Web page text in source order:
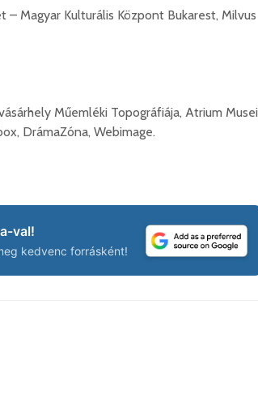
Magyar Kulturális Központ Bukarest, Milvus
Műemléki Topográfiája, Atrium Musei
DrámaZóna, Webimage.
val!
kedvenc forrásként!